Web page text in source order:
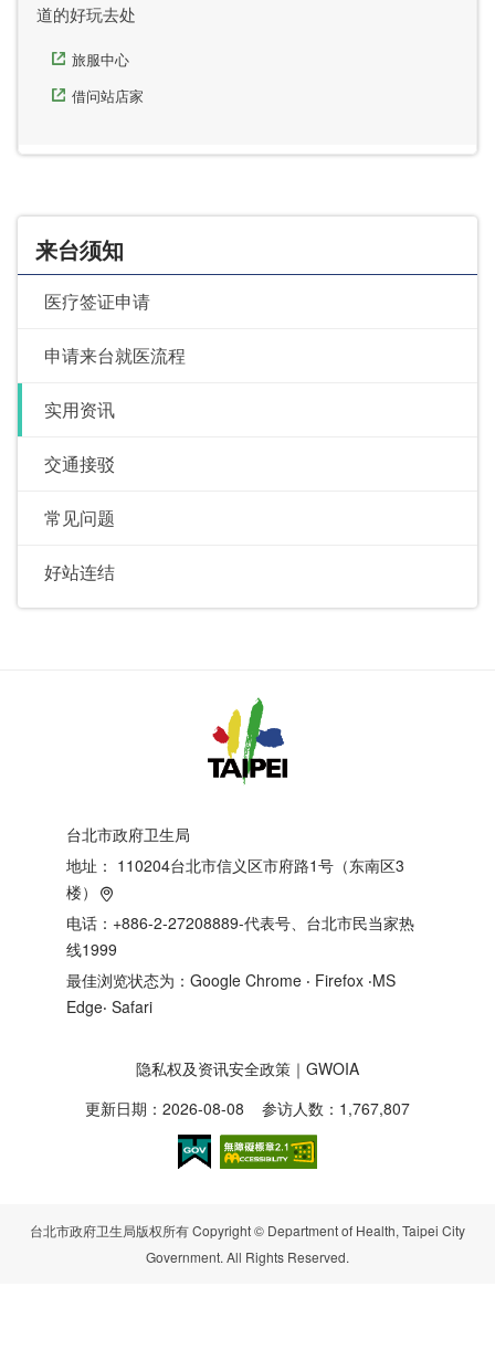
道的好玩去处
旅服中心
借问站店家
来台须知
医疗签证申请
申请来台就医流程
实用资讯
交通接驳
常见问题
好站连结
台北市政府卫生局
地址： 110204台北市信义区市府路1号（东南区3
楼）
电话：+886-2-27208889-代表号、台北市民当家热
线1999
最佳浏览状态为：Google Chrome ‧ Firefox ‧MS
Edge‧ Safari
隐私权及资讯安全政策 ｜ GWOIA
更新日期：2026-08-08
参访人数：1,767,807
台北市政府卫生局版权所有 Copyright © Department of Health, Taipei City
Government. All Rights Reserved.